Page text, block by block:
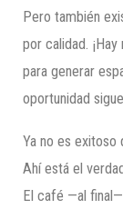
Pero también
por calidad.
para generar
oportunidad
Ya no es exitoso
Ahí está el
El café —al final—